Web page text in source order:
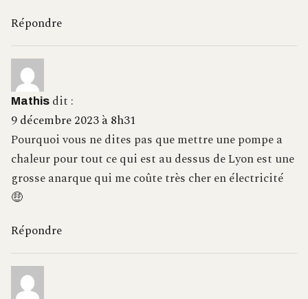
Répondre
Mathis dit :
9 décembre 2023 à 8h31
Pourquoi vous ne dites pas que mettre une pompe a
chaleur pour tout ce qui est au dessus de Lyon est une
grosse anarque qui me coûte très cher en électricité
🤑
Répondre